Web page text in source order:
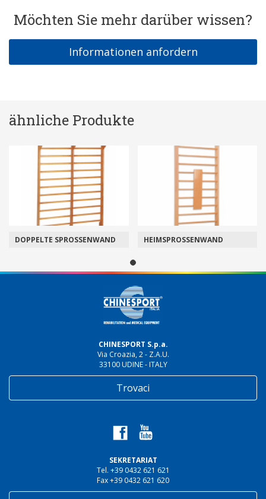
Möchten Sie mehr darüber wissen?
Informationen anfordern
ähnliche Produkte
HEIMSPROSSENWAND DOPPELTE SPROSSENWAND
CHINESPORT S.p.a.
Via Croazia, 2 - Z.A.U.
33100 UDINE - ITALY
Trovaci
SEKRETARIAT
Tel. +39 0432 621 621
Fax +39 0432 621 620